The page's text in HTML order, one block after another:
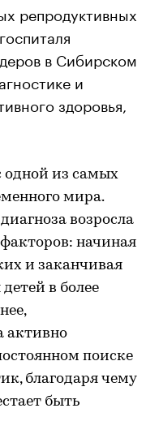
репродуктивных
в Сибирском
и
здоровья,
одной из самых
мира.
возросла
начиная
и заканчивая
в более
активно
поиске
благодаря чему
быть